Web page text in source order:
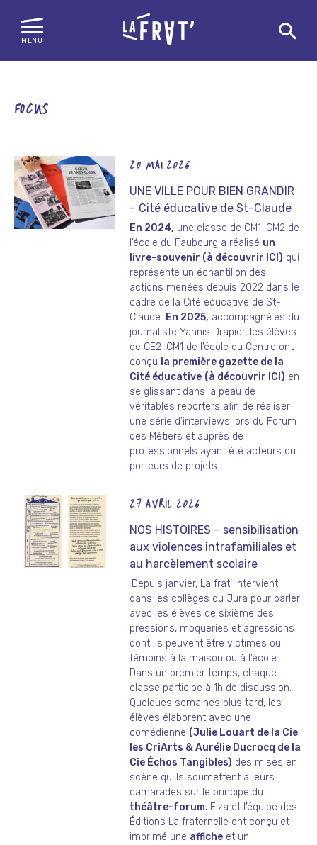
content
MENU
FOCUS
20 MAI 2026
UNE VILLE POUR BIEN GRANDIR
– Cité éducative de St-Claude
En 2024, une classe de CM1-CM2 de
l’école du Faubourg a réalisé un
livre-souvenir (à découvrir ICI) qui
représente un échantillon des
actions menées depuis 2022 dans le
cadre de la Cité éducative de St-
Claude. En 2025, accompagné.es du
journaliste Yannis Drapier, les élèves
de CE2-CM1 de l’école du Centre ont
conçu la première gazette de la
Cité éducative (à découvrir ICI) en
se glissant dans la peau de
véritables reporters afin de réaliser
une série d’interviews lors du Forum
des Métiers et auprès de
professionnels ayant été acteurs ou
porteurs de projets.
27 AVRIL 2026
NOS HISTOIRES – sensibilisation
aux violences intrafamiliales et
au harcèlement scolaire
Depuis janvier, La frat’ intervient
dans les collèges du Jura pour parler
avec les élèves de sixième des
pressions, moqueries et agressions
dont ils peuvent être victimes ou
témoins à la maison ou à l’école.
Dans un premier temps, chaque
classe participe à 1h de discussion.
Quelques semaines plus tard, les
élèves élaborent avec une
comédienne (Julie Louart de la Cie
les CriArts & Aurélie Ducrocq de la
Cie Échos Tangibles) des mises en
scène qu’ils soumettent à leurs
camarades sur le principe du
théâtre-forum. Elza et l’équipe des
Éditions La fraternelle ont conçu et
imprimé une affiche et un